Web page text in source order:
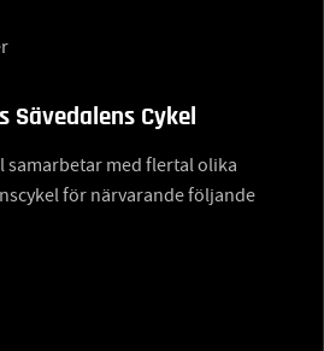
Sävedalens Cykel
samarbetar med flertal olika
för närvarande följande